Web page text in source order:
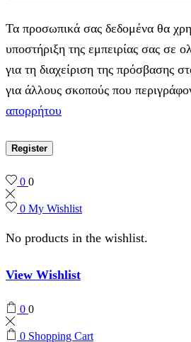
Τα προσωπικά σας δεδομένα θα
υποστήριξη της εμπειρίας σας σε
για τη διαχείριση της πρόσβασης
για άλλους σκοπούς που
απορρήτου
Register
0 0
0 My Wishlist
No products in the wishlist.
View Wishlist
0 0
0 Shopping Cart